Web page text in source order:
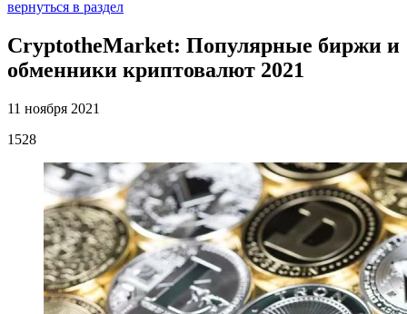
вернуться в раздел
CryptotheMarket: Популярные биржи и
обменники криптовалют 2021
11 ноября 2021
1528